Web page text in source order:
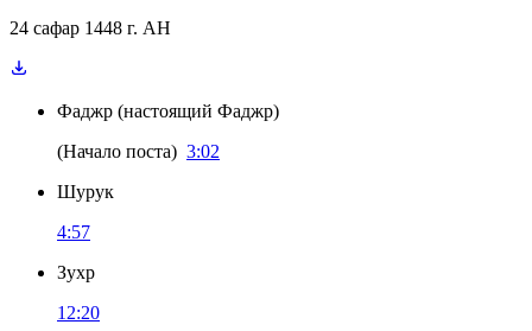
24 сафар 1448 г. AH
Фаджр (настоящий Фаджр)
(Начало поста) 3:02
Шурук
4:57
Зухр
12:20